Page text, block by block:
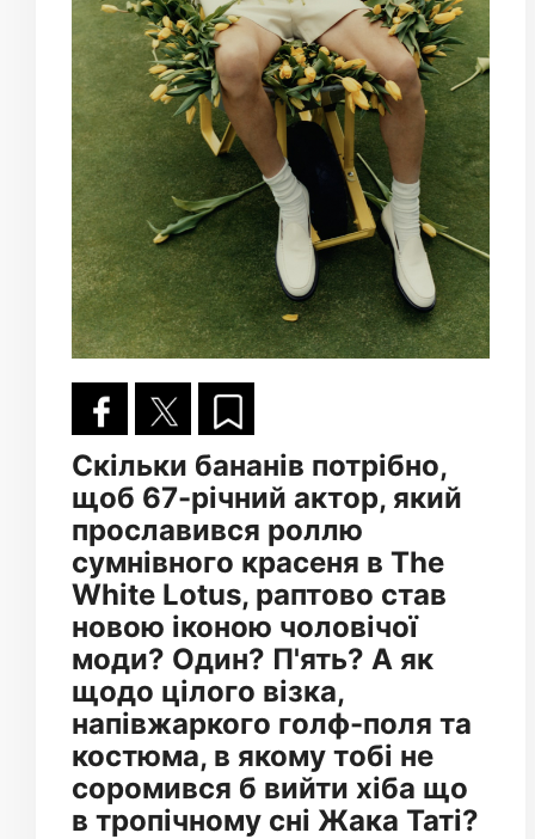
Скільки бананів потрібно,
щоб 67-річний актор, який
прославився роллю
сумнівного красеня в The
White Lotus, раптово став
новою іконою чоловічої
моди? Один? П'ять? А як
щодо цілого візка,
напівжаркого голф-поля та
костюма, в якому тобі не
соромився б вийти хіба що
в тропічному сні Жака Таті?